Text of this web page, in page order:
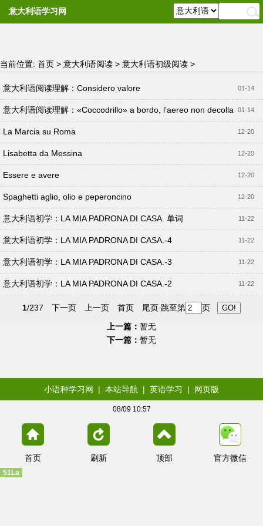
意大利语学习网
当前位置: 首页 > 意大利语阅读 > 意大利语初级阅读 >
01-14
意大利语阅读理解：Considero valore
01-14
意大利语阅读理解：«Coccodrillo» a bordo, l’aereo non decolla
12-20
La Marcia su Roma
12-20
Lisabetta da Messina
12-20
Essere e avere
12-20
Spaghetti aglio, olio e peperoncino
11-22
意大利语初学：LA MIA PADRONA DI CASA. 单词
11-22
意大利语初学：LA MIA PADRONA DI CASA.-4
11-22
意大利语初学：LA MIA PADRONA DI CASA.-3
11-22
意大利语初学：LA MIA PADRONA DI CASA.-2
1/237 下一页 上一页 首页 尾页 跳至第
页
上一篇： 暂无
下一篇： 暂无
小语种学习网 | 本站导航 | 英语学习 | 网页版
08/09 10:57
首页 刷新 顶部 官方微信
51La